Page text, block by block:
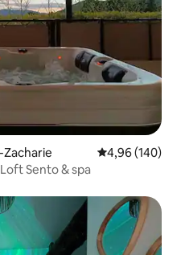
Zacharie
4,96 (140)
Saint-Clairin kylvyt ja rituaalit Loft Sento & spa